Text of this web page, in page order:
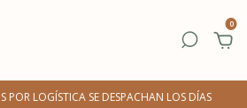
0
POR LOGÍSTICA SE DESPACHAN LOS DÍAS